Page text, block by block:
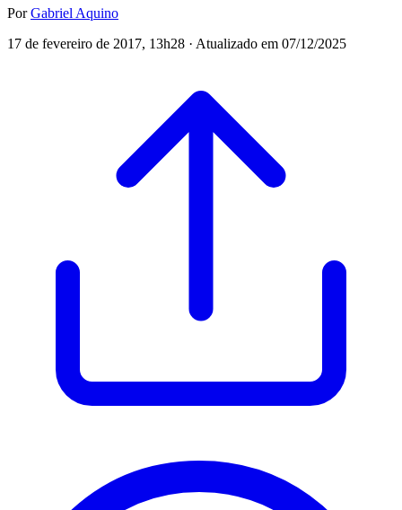
PorGabriel Aquino
17 de fevereiro de 2017, 13h28 · Atualizado em 07/12/2025